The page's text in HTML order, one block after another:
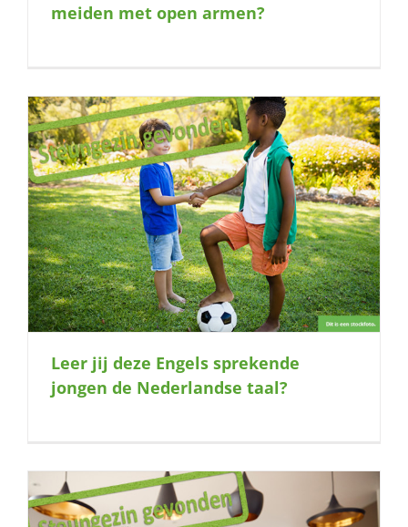
meiden met open armen?
Leer jij deze Engels sprekende
jongen de Nederlandse taal?